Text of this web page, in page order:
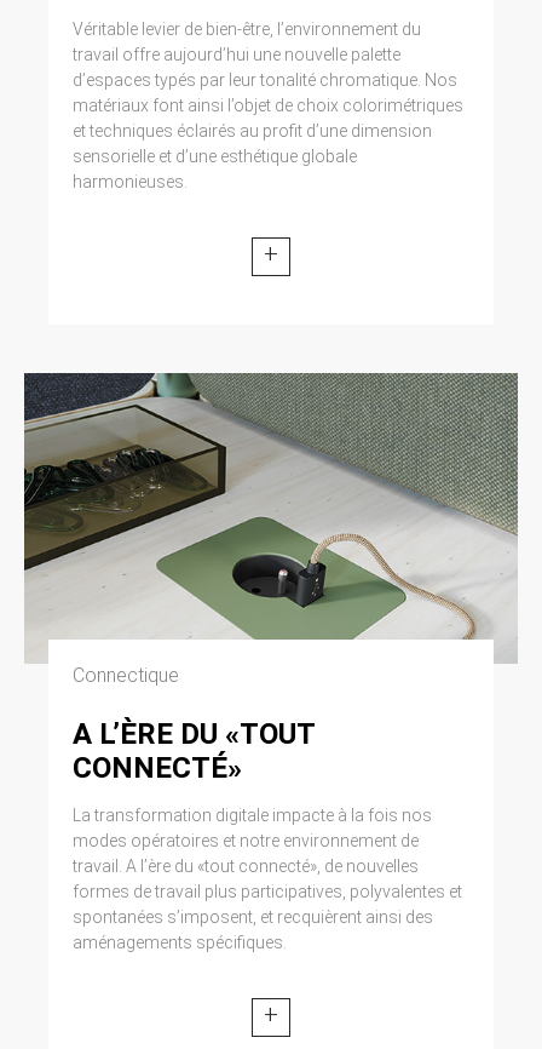
Véritable levier de bien-être, l’environnement du
travail offre aujourd’hui une nouvelle palette
d’espaces typés par leur tonalité chromatique. Nos
matériaux font ainsi l’objet de choix colorimétriques
et techniques éclairés au profit d’une dimension
sensorielle et d’une esthétique globale
harmonieuses.
+
Connectique
A L’ÈRE DU «TOUT
CONNECTÉ»
La transformation digitale impacte à la fois nos
modes opératoires et notre environnement de
travail. A l’ère du «tout connecté», de nouvelles
formes de travail plus participatives, polyvalentes et
spontanées s’imposent, et recquièrent ainsi des
aménagements spécifiques.
+